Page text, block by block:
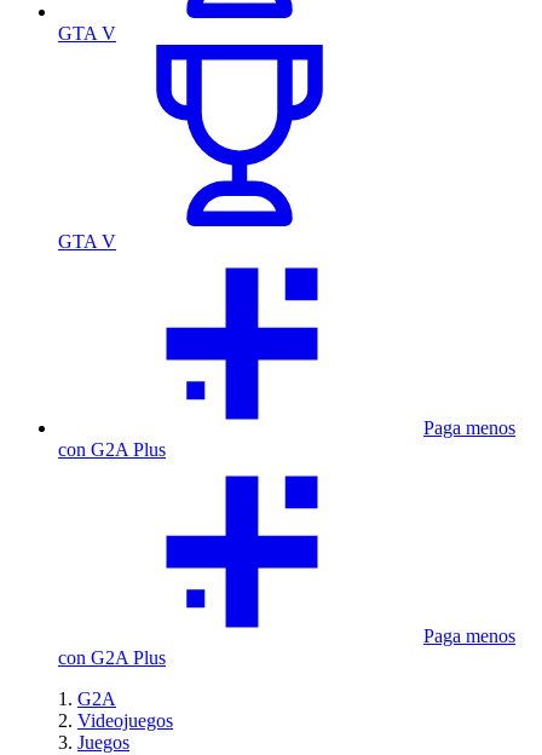
GTA V
GTA V
Paga menos
con G2A Plus
Paga menos
con G2A Plus
G2A
Videojuegos
Juegos